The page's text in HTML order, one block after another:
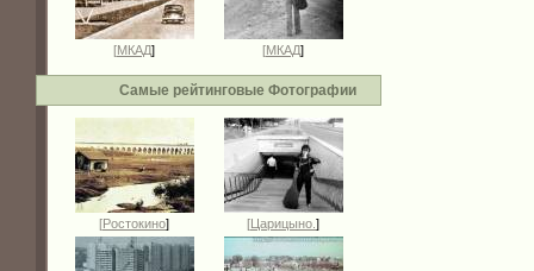
[МКАД] [МКАД]
Самые рейтинговые Фотографии
[Ростокино] [ Царицыно. ]